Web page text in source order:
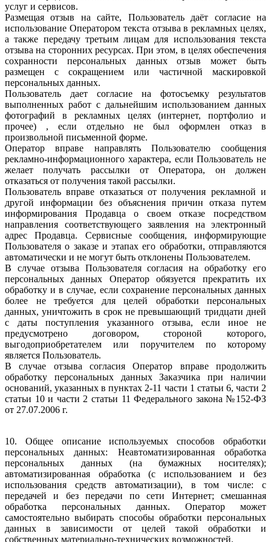
услуг и сервисов.
Размещая отзыв на сайте, Пользователь даёт согласие на
использование Оператором текста отзыва в рекламных целях,
а также передачу третьим лицам для использования текста
отзыва на сторонних ресурсах. При этом, в целях обеспечения
сохранности персональных данных отзыв может быть
размещен с сокращением или частичной маскировкой
персональных данных.
Пользователь дает согласие на фотосъемку результатов
выполненных работ с дальнейшим использованием данных
фотографий в рекламных целях (интернет, портфолио и
прочее) , если отдельно не был оформлен отказ в
произвольной письменной форме.
Оператор вправе направлять Пользователю сообщения
рекламно-информационного характера, если Пользователь не
желает получать рассылки от Оператора, он должен
отказаться от получения такой рассылки.
Пользователь вправе отказаться от получения рекламной и
другой информации без объяснения причин отказа путем
информирования Продавца о своем отказе посредством
направления соответствующего заявления на электронный
адрес Продавца. Сервисные сообщения, информирующие
Пользователя о заказе и этапах его обработки, отправляются
автоматически и не могут быть отклонены Пользователем.
В случае отзыва Пользователя согласия на обработку его
персональных данных Оператор обязуется прекратить их
обработку и в случае, если сохранение персональных данных
более не требуется для целей обработки персональных
данных, уничтожить в срок не превышающий тридцати дней
с даты поступления указанного отзыва, если иное не
предусмотрено договором, стороной которого,
выгодоприобретателем или поручителем по которому
является Пользователь.
В случае отзыва согласия Оператор вправе продолжить
обработку персональных данных Заказчика при наличии
оснований, указанных в пунктах 2-11 части 1 статьи 6, части 2
статьи 10 и части 2 статьи 11 Федерального закона №152-ФЗ
от 27.07.2006 г.
10. Общее описание используемых способов обработки
персональных данных: Неавтоматизированная обработка
персональных данных (на бумажных носителях);
автоматизированная обработка (с использованием и без
использования средств автоматизации), в том числе: с
передачей и без передачи по сети Интернет; смешанная
обработка персональных данных. Оператор может
самостоятельно выбирать способы обработки персональных
данных в зависимости от целей такой обработки и
собственных материально-технических возможностей.